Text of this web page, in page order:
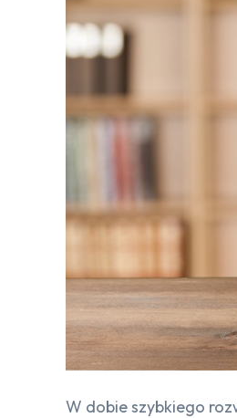
W dobie szybkiego